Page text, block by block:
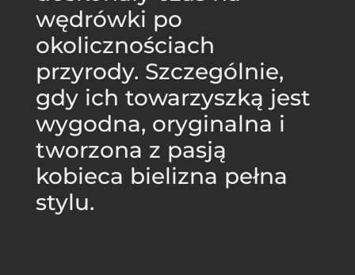
wędrówki po
okolicznościach
przyrody. Szczególnie,
gdy ich towarzyszką jest
wygodna, oryginalna i
tworzona z pasją
kobieca bielizna pełna
stylu.